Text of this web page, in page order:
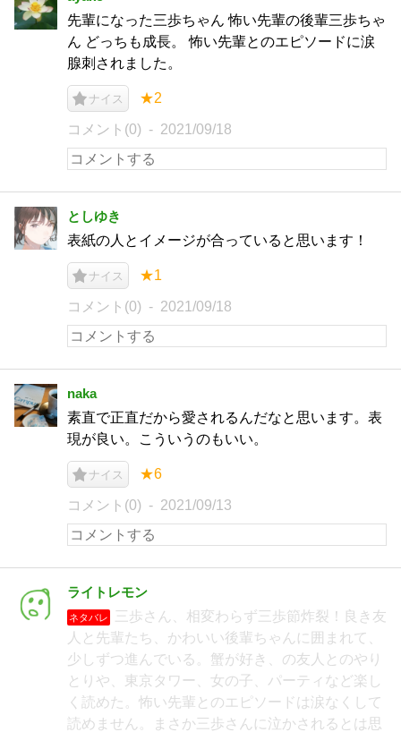
先輩になった三歩ちゃん 怖い先輩の後輩三歩ちゃ
ん どっちも成長。 怖い先輩とのエピソードに涙
腺刺されました。
ナイス ★2
コメント(0) 2021/09/18
としゆき
表紙の人とイメージが合っていると思います！
ナイス ★1
コメント(0) 2021/09/18
naka
素直で正直だから愛されるんだなと思います。表
現が良い。こういうのもいい。
ナイス ★6
コメント(0) 2021/09/13
ライトレモン
ネタバレ
三歩さん、相変わらず三歩節炸裂！良き友
人と先輩たち、かわいい後輩ちゃんに囲まれて、
少しずつ進んでいる。蟹が好き、の友人とのやり
とりや、東京タワー、女の子、パーティなど楽し
く読めた。怖い先輩とのエピソードは涙なくして
読めません。まさか三歩さんに泣かされるとは思